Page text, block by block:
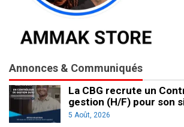
Annonces & Communiqués
La CBG recrute un
gestion (H/F) pour son
5 Août, 2026